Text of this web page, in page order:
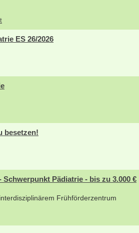
ES 26/2026
besetzen!
Pädiatrie - bis zu 3.000 €
Frühförderzentrum